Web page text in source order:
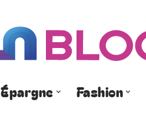
Épargne Fashion